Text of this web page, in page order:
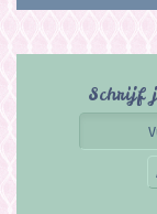
Schrijf